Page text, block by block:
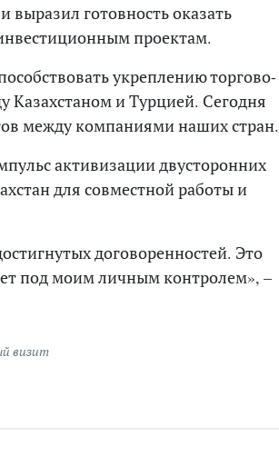
выразил готовность оказать
проектам.
укреплению торгово-
Казахстаном и Турцией. Сегодня
между компаниями наших стран.
активизации двусторонних
для совместной работы и
договоренностей. Это
под моим личным контролем», –
визит